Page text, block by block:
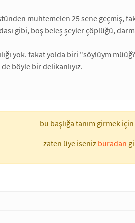
muhtemelen 25 sene geçmiş,
gibi, boş beleş şeyler çöplüğü,
yok. fakat yolda biri "söylüym
böyle bir delikanlıyız.
bu başlığa tanım girmek için
zaten üye iseniz buradan